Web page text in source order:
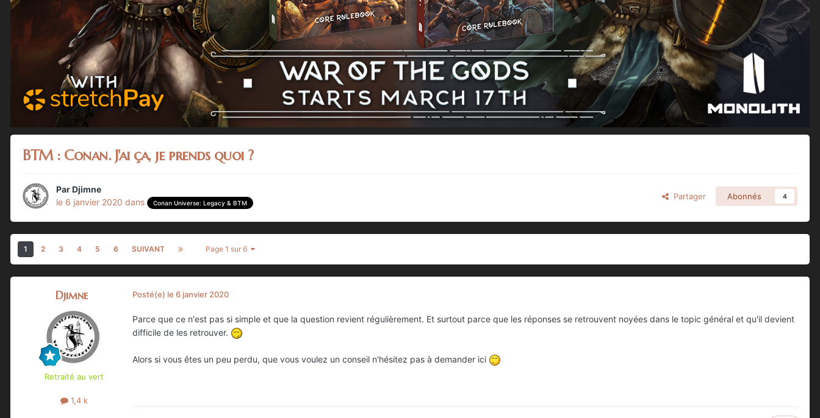
BTM : Conan. J'ai ça, je prends quoi ?
ParDjimne
le 6 janvier 2020 dans Conan Universe: Legacy & BTM
Partager Abonnés 4
1 2 3 4 5 6 SUIVANT Page 1 sur 6
Djimne
Retraité au vert
1,4 k
Posté(e) le 6 janvier 2020
Parce que ce n'est pas si simple et que la question revient régulièrement. Et surtout parce que les réponses se retrouvent noyées dans le topic général et qu'il devient
difficile de les retrouver.
Alors si vous êtes un peu perdu, que vous voulez un conseil n'hésitez pas à demander ici